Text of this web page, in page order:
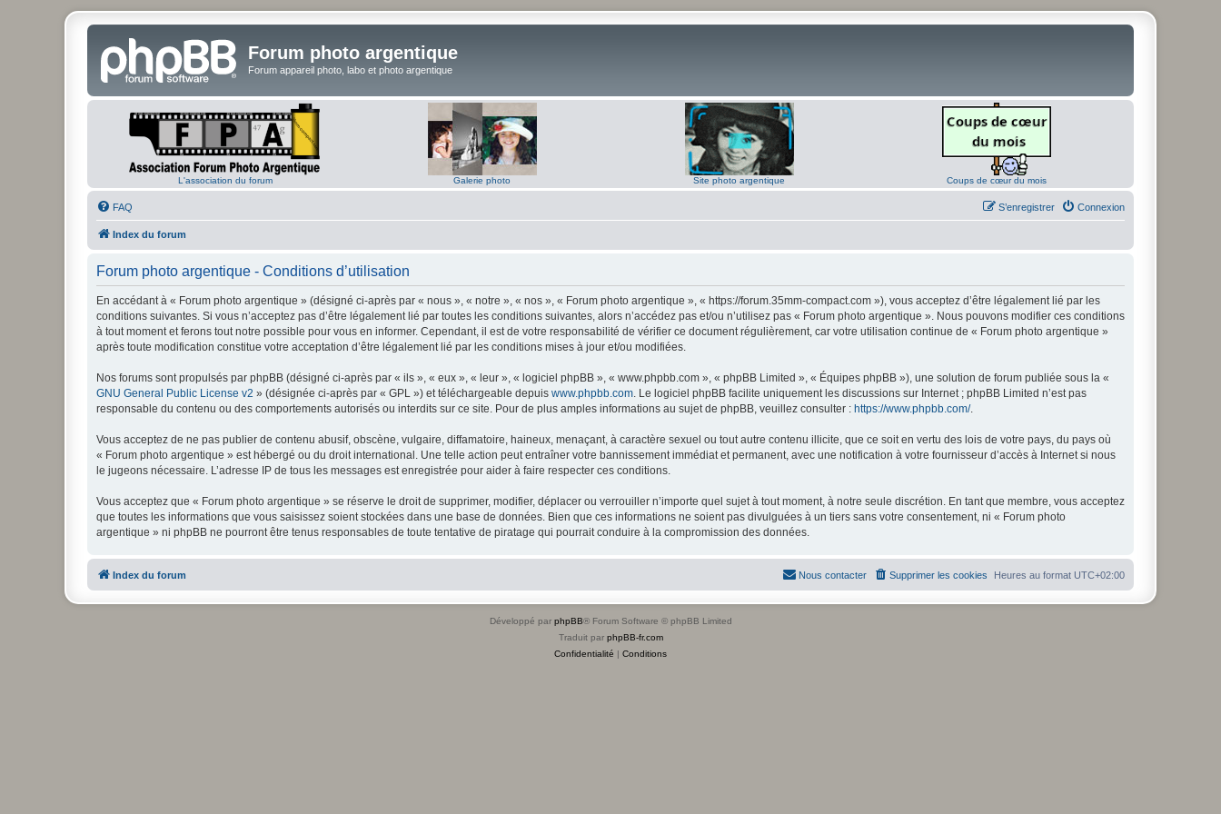
Forum photo argentique
Forum appareil photo, labo et photo argentique
L'association du forum Galerie photo Site photo argentique Coups de cœur du mois
FAQ Connexion
S’enregistrer
Index du forum
Forum photo argentique - Conditions d’utilisation
En accédant à « Forum photo argentique » (désigné ci-après par « nous », « notre », « nos », « Forum photo argentique », « https://forum.35mm-compact.com »), vous acceptez d’être légalement lié par les
conditions suivantes. Si vous n’acceptez pas d’être légalement lié par toutes les conditions suivantes, alors n’accédez pas et/ou n’utilisez pas « Forum photo argentique ». Nous pouvons modifier ces conditions
à tout moment et ferons tout notre possible pour vous en informer. Cependant, il est de votre responsabilité de vérifier ce document régulièrement, car votre utilisation continue de « Forum photo argentique »
après toute modification constitue votre acceptation d’être légalement lié par les conditions mises à jour et/ou modifiées.
Nos forums sont propulsés par phpBB (désigné ci-après par « ils », « eux », « leur », « logiciel phpBB », « www.phpbb.com », « phpBB Limited », « Équipes phpBB »), une solution de forum publiée sous la «
GNU General Public License v2 » (désignée ci-après par « GPL ») et téléchargeable depuis www.phpbb.com . Le logiciel phpBB facilite uniquement les discussions sur Internet ; phpBB Limited n’est pas
responsable du contenu ou des comportements autorisés ou interdits sur ce site. Pour de plus amples informations au sujet de phpBB, veuillez consulter : https://www.phpbb.com/.
Vous acceptez de ne pas publier de contenu abusif, obscène, vulgaire, diffamatoire, haineux, menaçant, à caractère sexuel ou tout autre contenu illicite, que ce soit en vertu des lois de votre pays, du pays où
« Forum photo argentique » est hébergé ou du droit international. Une telle action peut entraîner votre bannissement immédiat et permanent, avec une notification à votre fournisseur d’accès à Internet si nous
le jugeons nécessaire. L’adresse IP de tous les messages est enregistrée pour aider à faire respecter ces conditions.
Vous acceptez que « Forum photo argentique » se réserve le droit de supprimer, modifier, déplacer ou verrouiller n’importe quel sujet à tout moment, à notre seule discrétion. En tant que membre, vous acceptez
que toutes les informations que vous saisissez soient stockées dans une base de données. Bien que ces informations ne soient pas divulguées à un tiers sans votre consentement, ni « Forum photo
argentique » ni phpBB ne pourront être tenus responsables de toute tentative de piratage qui pourrait conduire à la compromission des données.
Index du forum Heures au format UTC+02:00
Supprimer les cookies
Nous contacter
Développé par phpBB® Forum Software © phpBB Limited
Traduit par phpBB-fr.com
Confidentialité | Conditions